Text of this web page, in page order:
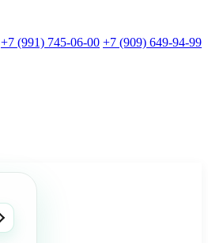
+7 (991) 745-06-00 +7 (909) 649-94-99